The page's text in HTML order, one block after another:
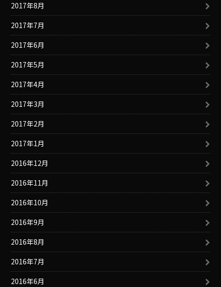
2017年8月
2017年7月
2017年6月
2017年5月
2017年4月
2017年3月
2017年2月
2017年1月
2016年12月
2016年11月
2016年10月
2016年9月
2016年8月
2016年7月
2016年6月